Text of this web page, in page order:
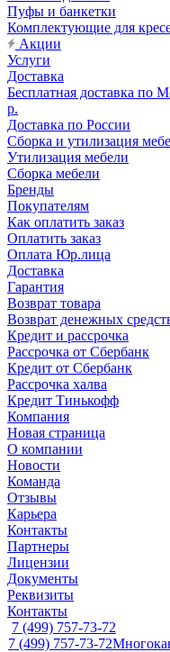
Пуфы и банкетки
Комплектующие для
Акции
Услуги
Доставка
Бесплатная доставка по
р.
Доставка по России
Сборка и утилизация
Утилизация мебели
Сборка мебели
Бренды
Покупателям
Как оплатить заказ
Оплатить заказ
Оплата Юр.лица
Доставка
Гарантия
Возврат товара
Возврат денежных
Кредит и рассрочка
Рассрочка от Сбербанк
Кредит от Сбербанк
Рассрочка халва
Кредит Тинькофф
Компания
Новая страница
О компании
Новости
Команда
Отзывы
Карьера
Контакты
Партнеры
Лицензии
Документы
Реквизиты
Контакты
7 (499) 757-73-72
7 (499) 757-73-72